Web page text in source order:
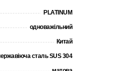
PLATINUM
одноважільний
Китай
сталь SUS 304